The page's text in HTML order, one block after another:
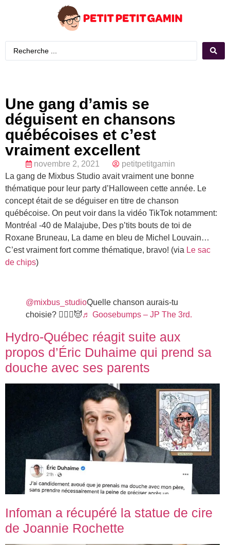
Une gang d’amis se
déguisent en chansons
québécoises et c’est
vraiment excellent
novembre 2, 2021
petitpetitgamin
La gang de Mixbus Studio avait vraiment une bonne
thématique pour leur party d’Halloween cette année. Le
concept était de se déguiser en titre de chanson
québécoise. On peut voir dans la vidéo TikTok notamment:
Montréal -40 de Malajube, Des p’tits bouts de toi de
Roxane Bruneau, La dame en bleu de Michel Louvain…
C’est vraiment fort comme thématique, bravo! (via Le sac
de chips)
@mixbus_studioQuelle chanson aurais-tu
choisie? 💁🏻‍♀️😈♬ Goosebumps – JP The 3rd.
Hydro-Québec réagit suite aux
propos d’Éric Duhaime qui prend sa
douche avec ses parents
Infoman a récupéré la statue de cire
de Joannie Rochette